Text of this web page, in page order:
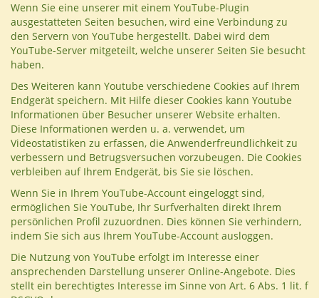
Wenn Sie eine unserer mit einem YouTube-Plugin
ausgestatteten Seiten besuchen, wird eine Verbindung zu
den Servern von YouTube hergestellt. Dabei wird dem
YouTube-Server mitgeteilt, welche unserer Seiten Sie besucht
haben.
Des Weiteren kann Youtube verschiedene Cookies auf Ihrem
Endgerät speichern. Mit Hilfe dieser Cookies kann Youtube
Informationen über Besucher unserer Website erhalten.
Diese Informationen werden u. a. verwendet, um
Videostatistiken zu erfassen, die Anwenderfreundlichkeit zu
verbessern und Betrugsversuchen vorzubeugen. Die Cookies
verbleiben auf Ihrem Endgerät, bis Sie sie löschen.
Wenn Sie in Ihrem YouTube-Account eingeloggt sind,
ermöglichen Sie YouTube, Ihr Surfverhalten direkt Ihrem
persönlichen Profil zuzuordnen. Dies können Sie verhindern,
indem Sie sich aus Ihrem YouTube-Account ausloggen.
Die Nutzung von YouTube erfolgt im Interesse einer
ansprechenden Darstellung unserer Online-Angebote. Dies
stellt ein berechtigtes Interesse im Sinne von Art. 6 Abs. 1 lit. f